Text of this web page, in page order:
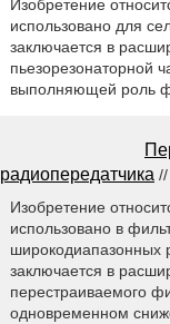
Изобретение
использовано для
заключается в
пьезорезонаторной
выполняющей роль
радиопередатчика
Изобретение
использовано в
широкодиапазонных
заключается в
перестраиваемого
одновременном